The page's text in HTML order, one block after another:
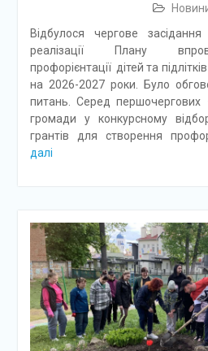
Відбулося чергове
реалізації Плану
профорієнтації дітей та
на 2026-2027 роки. Було
питань. Серед першочергових
громади у конкурсному
грантів для створення
далі